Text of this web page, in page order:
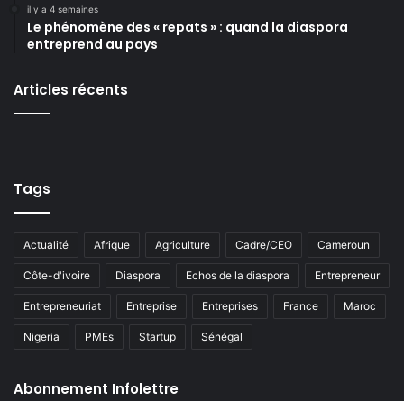
il y a 4 semaines
Le phénomène des « repats » : quand la diaspora
entreprend au pays
Articles récents
Tags
Actualité Afrique Agriculture Cadre/CEO Cameroun
Côte-d'ivoire Diaspora Echos de la diaspora Entrepreneur
Entrepreneuriat Entreprise Entreprises France Maroc
Nigeria PMEs Startup Sénégal
Abonnement Infolettre